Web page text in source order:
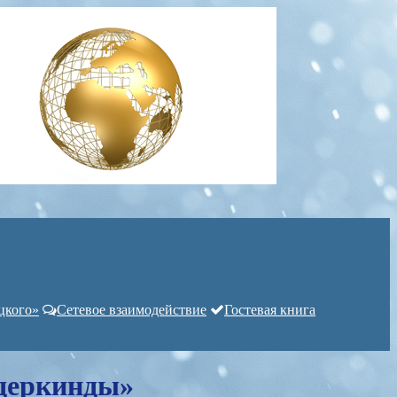
Сетевое взаимодействие Гостевая книга